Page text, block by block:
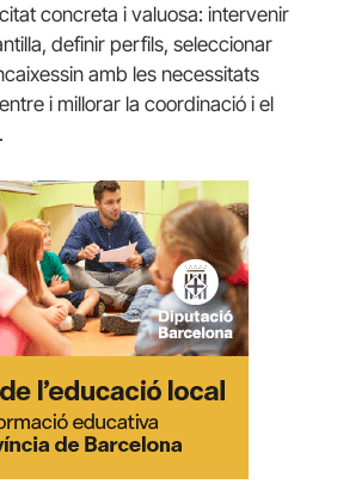
concreta i valuosa: intervenir
definir perfils, seleccionar
amb les necessitats
i millorar la coordinació i el